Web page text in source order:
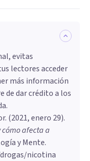
evitas
lectores acceder
más información
de dar crédito a los
. (2021, enero 29).
afecta a
y Mente.
nicotina